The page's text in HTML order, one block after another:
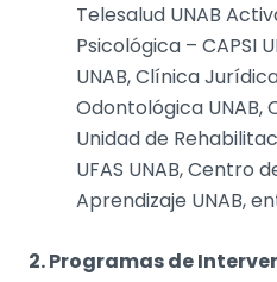
Telesalud UNAB
Psicológica – CAPSI
UNAB, Clínica
Odontológica UNAB,
Unidad de
UFAS UNAB, Centro
Aprendizaje UNAB,
2. Programas de